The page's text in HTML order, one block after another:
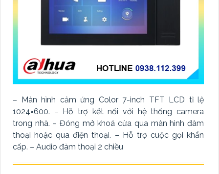
– Màn hình cảm ứng Color 7-inch TFT LCD tỉ lệ
1024×600. – Hỗ trợ kết nối với hệ thống camera
trong nhà. – Đóng mở khoá cửa qua màn hình đàm
thoại hoặc qua điện thoại. – Hỗ trợ cuộc gọi khẩn
cấp. – Audio đàm thoại 2 chiều